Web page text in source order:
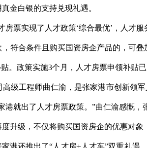
金白银的支持兑现礼遇。
票实现了人才政策‘综合最优’，人才
符合条件且购买国资房企产品的，可
。政策实施3个月，人才房票申领补贴已
级工程师曲仁渝，是张家港市创新领
就出了人才房票政策。”曲仁渝感慨，
升级，不仅将购买国资房企的优惠对
港还推出了“人才房+人才车”双重礼遇